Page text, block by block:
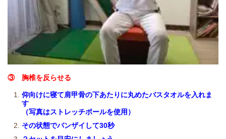
③ 胸椎を反らせる
仰向けに寝て肩甲骨の下あたりに丸めたバスタオルを入れま
す
（写真はストレッチポールを使用）
その状態でバンザイして30秒